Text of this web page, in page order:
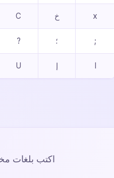
x خ C
; ؛ ?
I إ U
اكتب بلغات